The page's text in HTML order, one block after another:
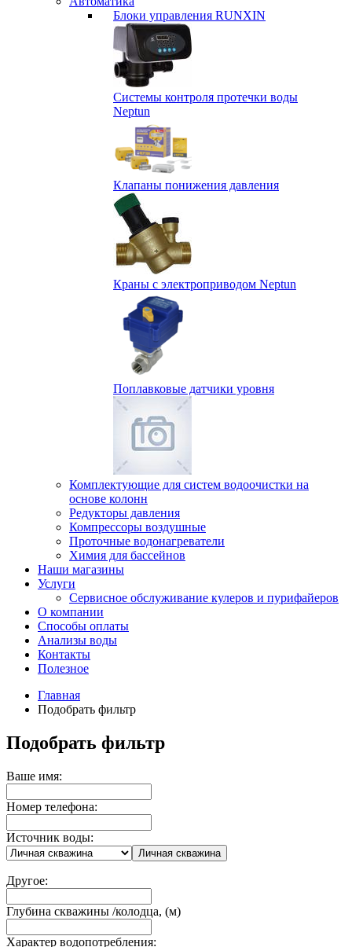
Блоки управления RUNXIN
Системы контроля протечки воды
Neptun
Клапаны понижения давления
Краны с электроприводом Neptun
Поплавковые датчики уровня
Комплектующие для систем водоочистки на
основе колонн
Редукторы давления
Компрессоры воздушные
Проточные водонагреватели
Химия для бассейнов
Наши магазины
Услуги
Сервисное обслуживание кулеров и пурифайеров
О компании
Способы оплаты
Анализы воды
Контакты
Полезное
Главная
Подобрать фильтр
Подобрать фильтр
Ваше имя:
Номер телефона:
Источник воды:
Личная скважина
Другое:
Глубина скважины /колодца, (м)
Характер водопотребления: